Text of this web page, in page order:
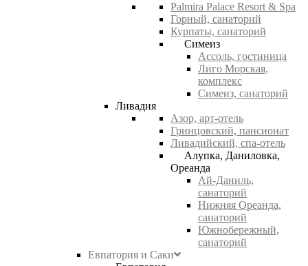
Palmira Palace Resort & Spa
Горный, санаторий
Курпаты, санаторий
Симеиз
Ассоль, гостиница
Лиго Морская,
комплекс
Симеиз, санаторий
Ливадия
Азор, арт-отель
Гринцовский, пансионат
Ливадийский, спа-отель
Алупка, Даниловка,
Ореанда
Ай-Даниль,
санаторий
Нижняя Ореанда,
санаторий
Южнобережный,
санаторий
Евпатория и Саки